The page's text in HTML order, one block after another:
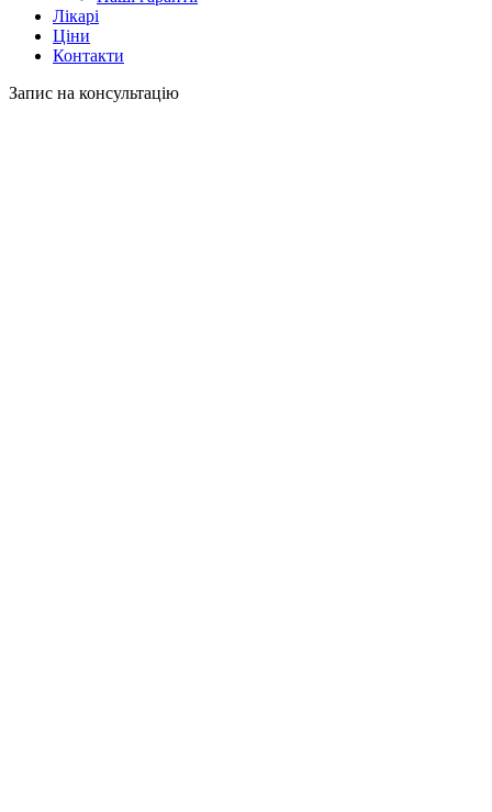
Лікарі
Ціни
Контакти
Запис на консультацію